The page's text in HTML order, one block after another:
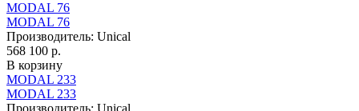
MODAL 76
MODAL 76
Производитель: Unical
568 100 р.
В корзину
MODAL 233
MODAL 233